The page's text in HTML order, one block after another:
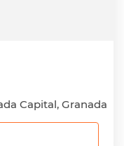
Capital, Granada